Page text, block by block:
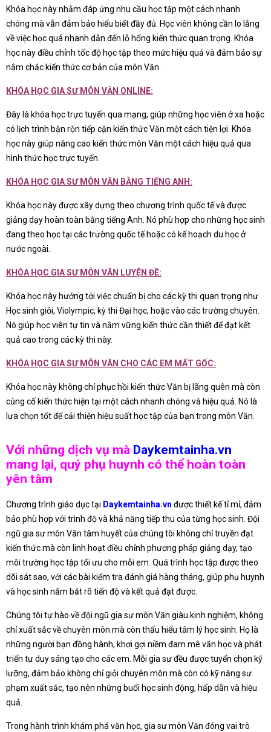
Khóa học này nhằm đáp ứng nhu cầu học tập một cách nhanh
chóng mà vẫn đảm bảo hiểu biết đầy đủ. Học viên không cần lo lắng
về việc học quá nhanh dẫn đến lỗ hổng kiến thức quan trọng. Khóa
học này điều chỉnh tốc độ học tập theo mức hiệu quả và đảm bảo sự
nắm chắc kiến thức cơ bản của môn Văn.
KHÓA HỌC GIA SƯ MÔN VĂN ONLINE:
Đây là khóa học trực tuyến qua mạng, giúp những học viên ở xa hoặc
có lịch trình bận rộn tiếp cận kiến thức Văn một cách tiện lợi. Khóa
học này giúp nâng cao kiến thức môn Văn một cách hiệu quả qua
hình thức học trực tuyến.
KHÓA HỌC GIA SƯ MÔN VĂN BẰNG TIẾNG ANH:
Khóa học này được xây dựng theo chương trình quốc tế và được
giảng dạy hoàn toàn bằng tiếng Anh. Nó phù hợp cho những học sinh
đang theo học tại các trường quốc tế hoặc có kế hoạch du học ở
nước ngoài.
KHÓA HỌC GIA SƯ MÔN VĂN LUYỆN ĐỀ:
Khóa học này hướng tới việc chuẩn bị cho các kỳ thi quan trọng như
Học sinh giỏi, Violympic, kỳ thi Đại học, hoặc vào các trường chuyên.
Nó giúp học viên tự tin và nắm vững kiến thức cần thiết để đạt kết
quả cao trong các kỳ thi này.
KHÓA HỌC GIA SƯ MÔN VĂN CHO CÁC EM MẤT GỐC:
Khóa học này không chỉ phục hồi kiến thức Văn bị lãng quên mà còn
củng cố kiến thức hiện tại một cách nhanh chóng và hiệu quả. Nó là
lựa chọn tốt để cải thiện hiệu suất học tập của bạn trong môn Văn.
Với những dịch vụ mà Daykemtainha.vn
mang lại, quý phụ huynh có thể hoàn toàn
yên tâm
Chương trình giáo dục tại Daykemtainha.vn được thiết kế tỉ mỉ, đảm
bảo phù hợp với trình độ và khả năng tiếp thu của từng học sinh. Đội
ngũ gia sư môn Văn tâm huyết của chúng tôi không chỉ truyền đạt
kiến thức mà còn linh hoạt điều chỉnh phương pháp giảng dạy, tạo
môi trường học tập tối ưu cho mỗi em. Quá trình học tập được theo
dõi sát sao, với các bài kiểm tra đánh giá hàng tháng, giúp phụ huynh
và học sinh nắm bắt rõ tiến độ và kết quả đạt được.
Chúng tôi tự hào về đội ngũ gia sư môn Văn giàu kinh nghiệm, không
chỉ xuất sắc về chuyên môn mà còn thấu hiểu tâm lý học sinh. Họ là
những người bạn đồng hành, khơi gợi niềm đam mê văn học và phát
triển tư duy sáng tạo cho các em. Mỗi gia sư đều được tuyển chọn kỹ
lưỡng, đảm bảo không chỉ giỏi chuyên môn mà còn có kỹ năng sư
phạm xuất sắc, tạo nên những buổi học sinh động, hấp dẫn và hiệu
quả.
Trong hành trình khám phá văn học, gia sư môn Văn đóng vai trò